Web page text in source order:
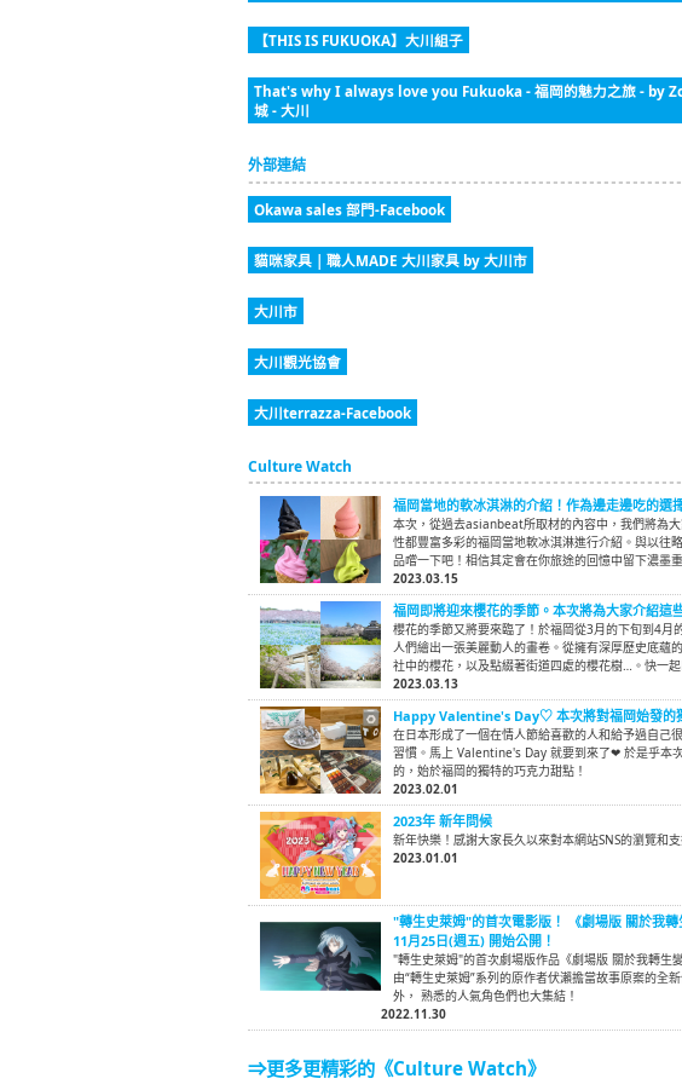
【THIS IS FUKUOKA】大川組子
That's why I always love you Fukuoka - 福岡的魅力之旅 -
城 - 大川
外部連結
Okawa sales 部門-Facebook
貓咪家具 | 職人MADE 大川家具 by 大川市
大川市
大川觀光協會
大川terrazza-Facebook
Culture Watch
福岡當地的軟冰淇淋的介紹！作為邊走邊吃的選
本次，從過去asianbeat所取材的內容中，我們將為
性都豐富多彩的福岡當地軟冰淇淋進行介紹。與以往
品嚐一下吧！相信其定會在你旅途的回憶中留下濃墨
2023.03.15
福岡即將迎來櫻花的季節。本次將為大家介紹這
櫻花的季節又將要來臨了！於福岡從3月的下旬到4月
人們繪出一張美麗動人的畫卷。從擁有深厚歷史底蘊
社中的櫻花，以及點綴著街道四處的櫻花樹…。快一
2023.03.13
Happy Valentine's Day♡ 本次將對福岡始發的
在日本形成了一個在情人節給喜歡的人和給予過自己
習慣。馬上 Valentine's Day 就要到來了❤ 於是乎本
的，始於福岡的獨特的巧克力甜點！
2023.02.01
2023年 新年問候
新年快樂！感謝大家長久以來對本網站SNS的瀏覽和支
2023.01.01
"轉生史萊姆"的首次電影版！ 《劇場版 關於我
11月25日(週五) 開始公開！
"轉生史萊姆"的首次劇場版作品《劇場版 關於我轉生
由“轉生史萊姆”系列的原作者伏瀨擔當故事原案的全
外， 熟悉的人氣角色們也大集結！
2022.11.30
⇒更多更精彩的《Culture Watch》